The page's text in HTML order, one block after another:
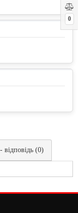
0
відповідь (0)